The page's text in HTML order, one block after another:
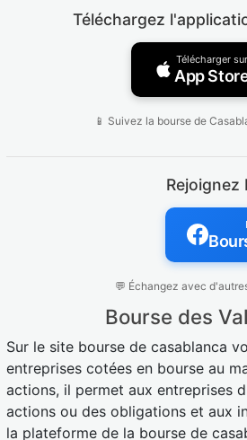
Téléchargez
Télécharger sur
App
📱 Suivez la bourse de
Rejoignez
💬 Échangez avec
Bourse des
Sur le site bourse de casablanca
entreprises cotées en bourse au
actions, il permet aux entreprises
actions ou des obligations et aux
la plateforme de la bourse de